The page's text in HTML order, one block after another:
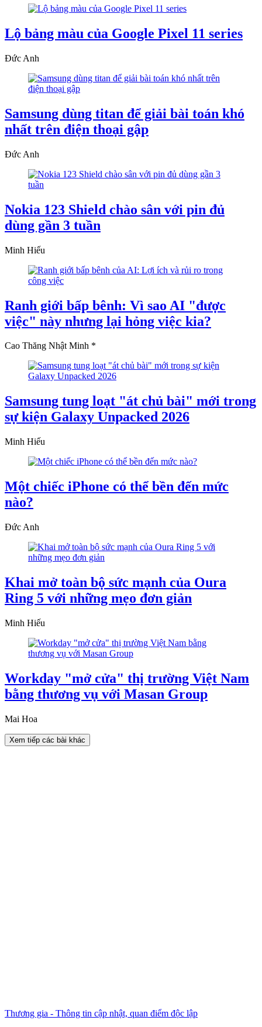
Lộ bảng màu của Google Pixel 11 series
Đức Anh
Samsung dùng titan để giải bài toán khó
nhất trên điện thoại gập
Đức Anh
Nokia 123 Shield chào sân với pin đủ
dùng gần 3 tuần
Minh Hiếu
Ranh giới bấp bênh: Vì sao AI "được
việc" này nhưng lại hỏng việc kia?
Cao Thăng Nhật Minh *
Samsung tung loạt "át chủ bài" mới trong
sự kiện Galaxy Unpacked 2026
Minh Hiếu
Một chiếc iPhone có thể bền đến mức
nào?
Đức Anh
Khai mở toàn bộ sức mạnh của Oura
Ring 5 với những mẹo đơn giản
Minh Hiếu
Workday "mở cửa" thị trường Việt Nam
bằng thương vụ với Masan Group
Mai Hoa
Xem tiếp các bài khác
Thương gia - Thông tin cập nhật, quan điểm độc lập